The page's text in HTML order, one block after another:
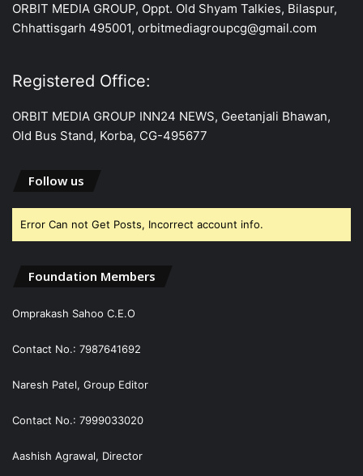
ORBIT MEDIA GROUP, Oppt. Old Shyam Talkies, Bilaspur,
Chhattisgarh 495001, orbitmediagroupcg@gmail.com
Registered Office:
ORBIT MEDIA GROUP INN24 NEWS, Geetanjali Bhawan,
Old Bus Stand, Korba, CG-495677
Follow us
Error Can not Get Posts, Incorrect account info.
Foundation Members
Omprakash Sahoo C.E.O
Contact No.: 7987641692
Naresh Patel, Group Editor
Contact No.: 7999033020
Aashish Agrawal, Director